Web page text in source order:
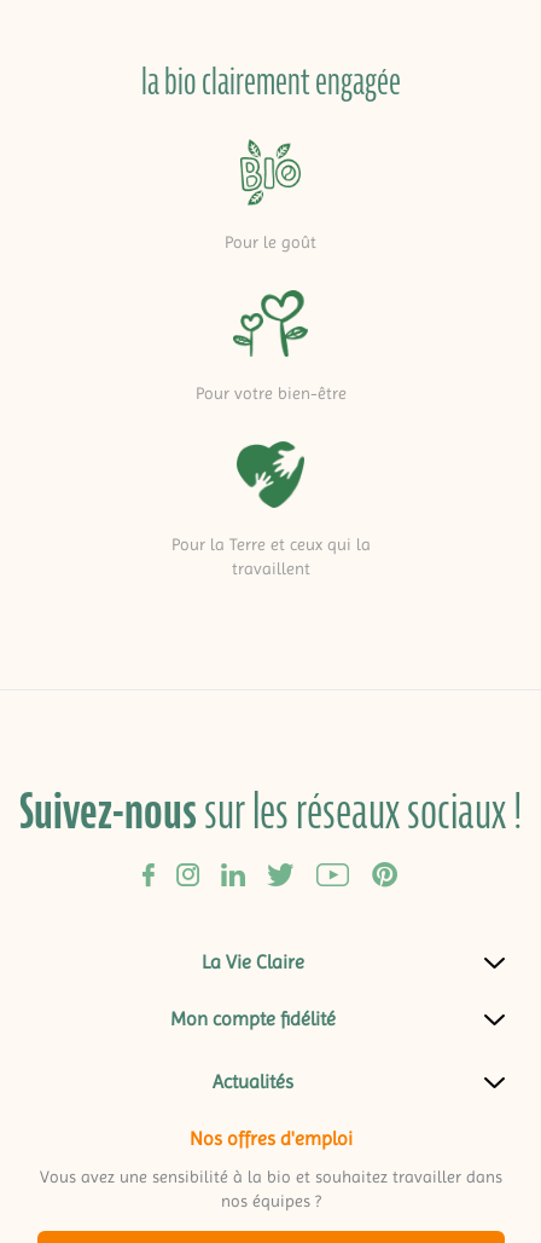
la bio clairement engagée
Pour le goût
Pour votre bien-être
Pour la Terre et ceux qui la
travaillent
Suivez-noussur les réseaux sociaux !
La Vie Claire
Mon compte fidélité
Actualités
Nos offres d'emploi
Vous avez une sensibilité à la bio et souhaitez travailler dans
nos équipes ?